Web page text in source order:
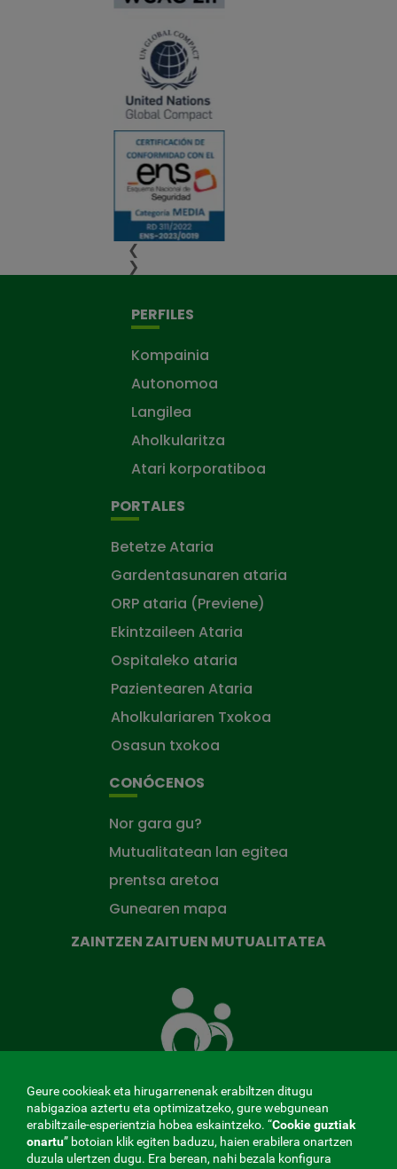
❮
❯
PERFILES
Kompainia
Autonomoa
Langilea
Aholkularitza
Atari korporatiboa
PORTALES
Betetze Ataria
Gardentasunaren ataria
ORP ataria (Previene)
Ekintzaileen Ataria
Ospitaleko ataria
Pazientearen Ataria
Aholkulariaren Txokoa
Osasun txokoa
CONÓCENOS
Nor gara gu?
Mutualitatean lan egitea
prentsa aretoa
Gunearen mapa
ZAINTZEN ZAITUEN MUTUALITATEA
zaituen
Mutua
MENÚ
Geure cookieak eta hirugarrenenak erabiltzen ditugu
nabigazioa aztertu eta optimizatzeko, gure webgunean
erabiltzaile-esperientzia hobea eskaintzeko. “Cookie guztiak
onartu” botoian klik egiten baduzu, haien erabilera onartzen
duzula ulertzen dugu. Era berean, nahi bezala konfigura